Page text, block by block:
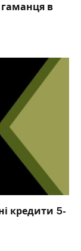
гаманця в
кредити 5-